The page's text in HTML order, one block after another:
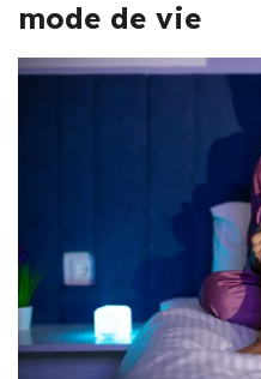
mode de vie